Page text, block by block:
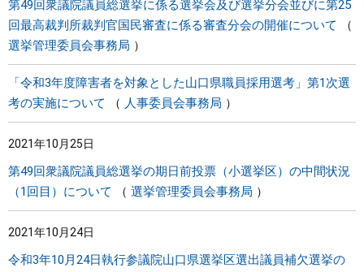
第49回衆議院議員総選挙に係る選挙会及び選挙分会並びに第25
回最高裁判所裁判官国民審査に係る審査分会の開催について
選挙管理委員会事務局
「令和3年度障害者を対象とした山口県職員採用選考」第1次選
考の実施について
人事委員会事務局
2021年10月25日
第49回衆議院議員総選挙の期日前投票（小選挙区）の中間状況
（1回目）について
選挙管理委員会事務局
2021年10月24日
令和3年10月24日執行参議院山口県選挙区選出議員補欠選挙の